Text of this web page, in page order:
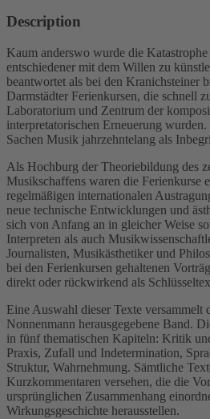
Description
Kaum anderswo wurde die
entschiedener mit dem Willen zu
beantwortet als bei den Kranichsteiner
Darmstädter Ferienkursen, die schnell
Laboratorium und Zent­rum der
interpretatorischen Erneuerung
Sachen Musik jahrzehntelang als
Als Hochburg der Theoriebildung des
Musikschaffens waren die Ferienkurse
regelmäßigen internationalen
neue technische Entwicklungen und
sich von Anfang an in gleicher Weise
Interpreten als auch
Journalisten, Musikästhetiker und
bei den Ferienkursen gehaltenen
direkt oder rückwirkend als
Eine Auswahl dieser Texte versammelt
Nonnenmann herausgegebene Band.
in fünf thematischen Kapiteln: Kritik
Praxis, Zufall und Indetermination,
Struktur, Wahrnehmung. Sämtliche
Kurzkommentaren versehen, die die
ursprünglichen Zusammen­hang
Wirkungsgeschichte herausstellen.